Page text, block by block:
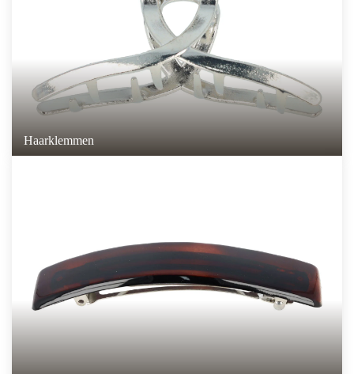
Haarklemmen